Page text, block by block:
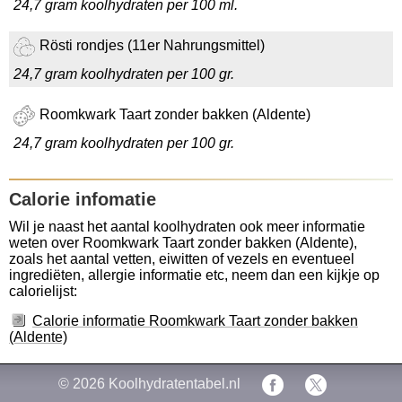
24,7 gram koolhydraten per 100 ml.
Rösti rondjes (11er Nahrungsmittel)
24,7 gram koolhydraten per 100 gr.
Roomkwark Taart zonder bakken (Aldente)
24,7 gram koolhydraten per 100 gr.
Calorie infomatie
Wil je naast het aantal koolhydraten ook meer informatie
weten over Roomkwark Taart zonder bakken (Aldente),
zoals het aantal vetten, eiwitten of vezels en eventueel
ingrediëten, allergie informatie etc, neem dan een kijkje op
calorielijst:
Calorie informatie Roomkwark Taart zonder bakken
(Aldente)
© 2026 Koolhydratentabel.nl